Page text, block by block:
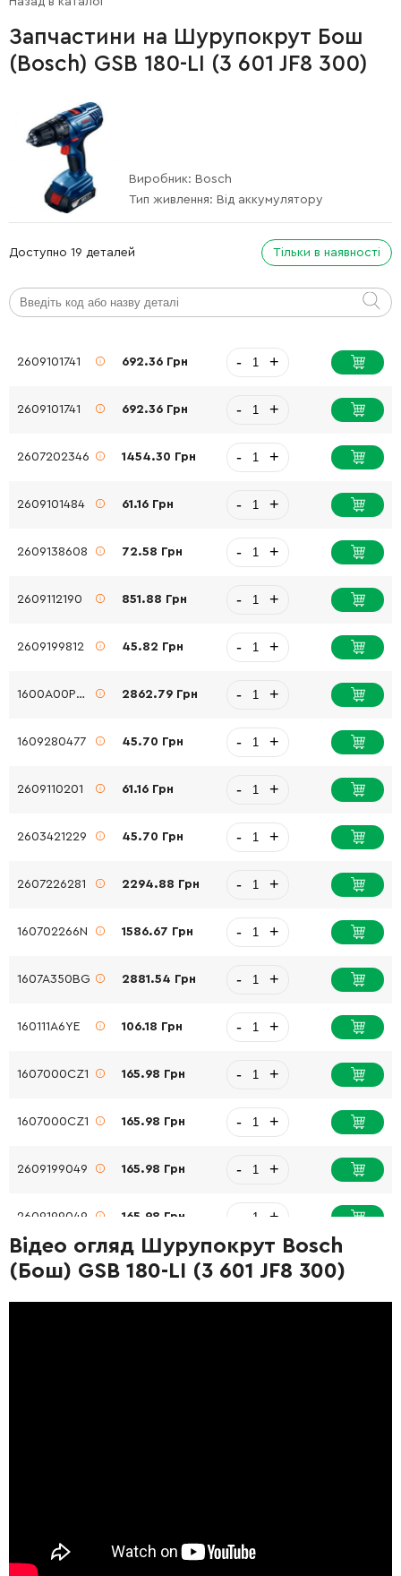
Запчастини на Шурупокрут Бош
(Bosch) GSB 180-LI (3 601 JF8 300)
Виробник: Bosch
Тип живлення: Від аккумулятору
Доступно 19 деталей Тільки в наявності
2609101741 692.36 Грн - +
2609101741 692.36 Грн - +
2607202346 1454.30 Грн - +
2609101484 61.16 Грн - +
2609138608 72.58 Грн - +
2609112190 851.88 Грн - +
2609199812 45.82 Грн - +
1600A00P90 2862.79 Грн - +
1609280477 45.70 Грн - +
2609110201 61.16 Грн - +
2603421229 45.70 Грн - +
2607226281 2294.88 Грн - +
160702266N 1586.67 Грн - +
1607A350BG 2881.54 Грн - +
160111A6YE 106.18 Грн - +
1607000CZ1 165.98 Грн - +
1607000CZ1 165.98 Грн - +
2609199049 165.98 Грн - +
2609199049 165.98 Грн +
Відео огляд Шурупокрут Bosch
(Бош) GSB 180-LI (3 601 JF8 300)